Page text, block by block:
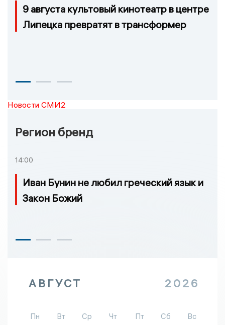
9 августа культовый кинотеатр в центре
Липецка превратят в трансформер
Новости СМИ2
Регион бренд
14:00
Иван Бунин не любил греческий язык и
Закон Божий
АВГУСТ 2026
Пн Вт Ср Чт Пт Сб Вс